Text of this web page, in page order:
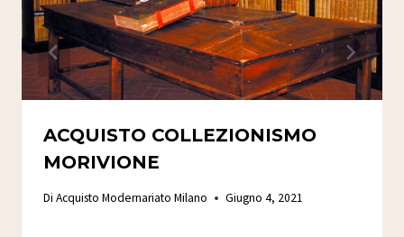
ACQUISTO COLLEZIONISMO
MORIVIONE
Di Acquisto Modernariato Milano Giugno 4, 2021